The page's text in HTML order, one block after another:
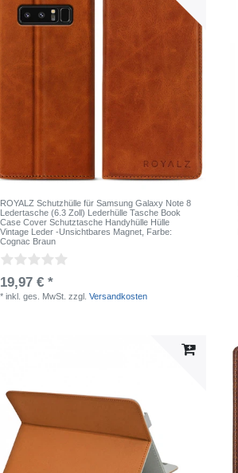
ROYALZ Schutzhülle für Samsung Galaxy Note 8
Ledertasche (6.3 Zoll) Lederhülle Tasche Book
Case Cover Schutztasche Handyhülle Hülle
Vintage Leder -Unsichtbares Magnet , Farbe:
Cognac Braun
19,97 € *
*inkl. ges. MwSt. zzgl.Versandkosten